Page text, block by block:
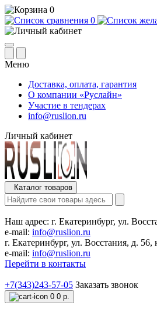
0
0
Меню
Доставка, оплата, гарантия
О компании «Руслайн»
Участие в тендерах
info@ruslion.ru
Личный кабинет
Каталог товаров
Наш адрес: г. Екатеринбург, ул.
e-mail: info@ruslion.ru
г. Екатеринбург, ул. Восстания, д. 56,
e-mail: info@ruslion.ru
Перейти в контакты
+7(343)243-57-05 Заказать звонок
0 0 р.